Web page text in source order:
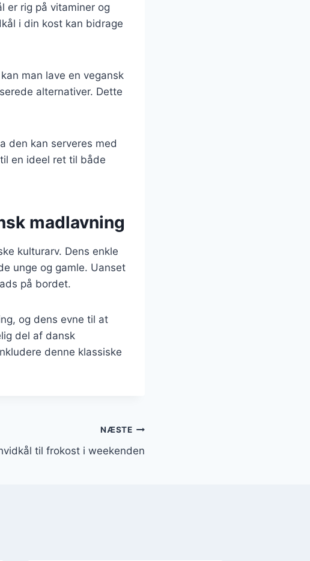
er rig på vitaminer og
i din kost kan bidrage
man lave en vegansk
alternativer. Dette
den kan serveres med
en ideel ret til både
madlavning
kulturarv. Dens enkle
unge og gamle. Uanset
på bordet.
og dens evne til at
del af dansk
denne klassiske
NÆSTE
til frokost i weekenden